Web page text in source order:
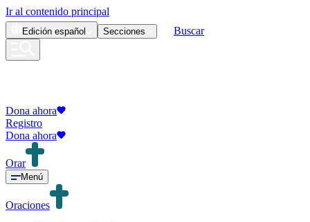
Ir al contenido principal
Edición español Secciones Buscar
Dona ahora
Registro
Dona ahora
Orar
Menú
Oraciones